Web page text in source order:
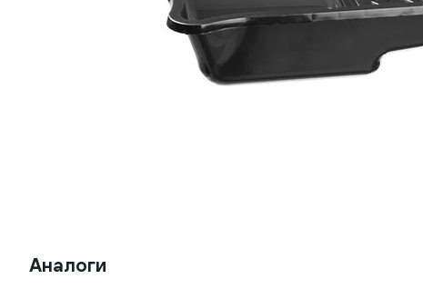
Аналоги